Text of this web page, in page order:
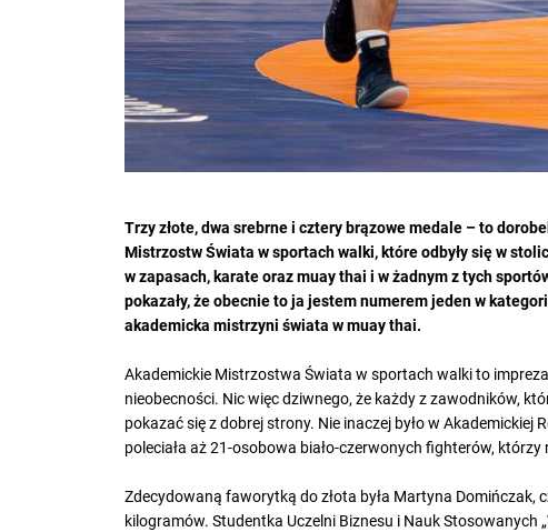
Trzy złote, dwa srebrne i cztery brązowe medale – to
Mistrzostw Świata w sportach walki, które odbyły się w
w zapasach, karate oraz muay thai i w żadnym z tych
pokazały, że obecnie to ja jestem numerem jeden w
akademicka mistrzyni świata w muay thai.
Akademickie Mistrzostwa Świata w sportach walki to
nieobecności. Nic więc dziwnego, że każdy z zawodników,
pokazać się z dobrej strony. Nie inaczej było w
poleciała aż 21-osobowa biało-czerwonych fighterów,
Zdecydowaną faworytką do złota była Martyna
kilogramów. Studentka Uczelni Biznesu i Nauk Stosowanych